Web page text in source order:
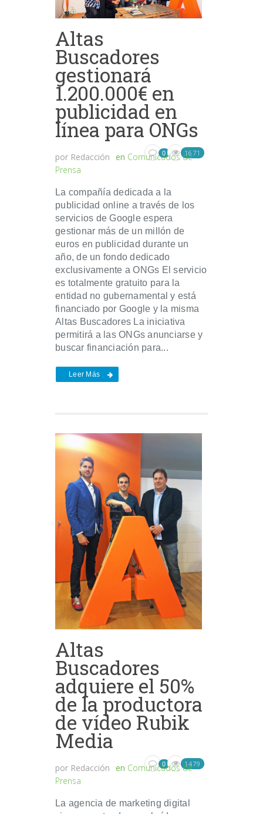
Altas
Buscadores
gestionará
1.200.000€ en
publicidad en
línea para ONGs
por Redacción en Comunicados de
Prensa
0 1671
La compañía dedicada a la
publicidad online a través de los
servicios de Google espera
gestionar más de un millón de
euros en publicidad durante un
año, de un fondo dedicado
exclusivamente a ONGs El servicio
es totalmente gratuito para la
entidad no gubernamental y está
financiado por Google y la misma
Altas Buscadores La iniciativa
permitirá a las ONGs anunciarse y
buscar financiación para...
Leer Más
Altas
Buscadores
adquiere el 50%
de la productora
de vídeo Rubik
Media
por Redacción en Comunicados de
Prensa
0 1479
La agencia de marketing digital